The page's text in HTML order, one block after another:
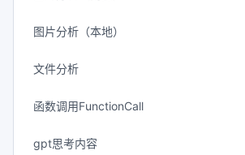
图片分析（本地）
文件分析
函数调用FunctionCall
gpt思考内容